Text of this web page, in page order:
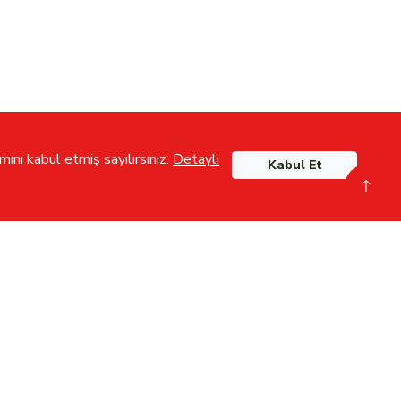
kabul etmiş sayılırsınız. Detaylı
Kabul Et